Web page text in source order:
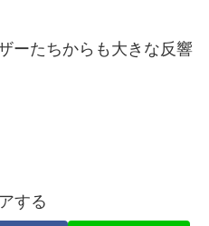
ーたちからも大きな反響
する